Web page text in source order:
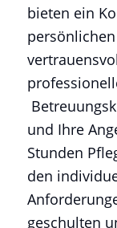
bieten ein
und Ihre
Stunden
den
geschulten